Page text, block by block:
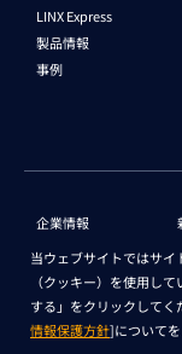
LINX Express
製品情報
事例
企業情報
個人情
Copyright
当ウェブサイトではサ
（クッキー）を使用し
する」をクリックして
情報保護方針]についてを